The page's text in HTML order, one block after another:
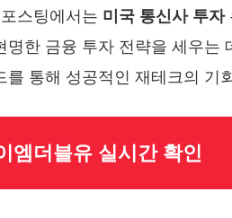
스팅에서는 미국 통신사 투자
한 금융 투자 전략을 세우는
통해 성공적인 재테크의 기
엠더블유 실시간 확인